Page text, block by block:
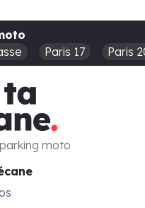
Paris 17 Paris
moto